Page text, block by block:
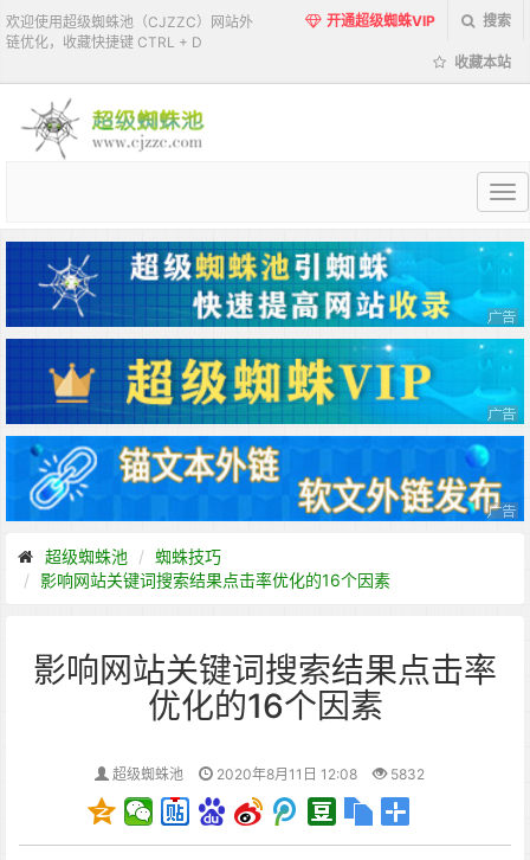
欢迎使用超级蜘蛛池（CJZZC）网站外
链优化，收藏快捷键 CTRL + D
开通超级蜘蛛VIP 搜索
收藏本站
超
蜘
蛛
池
超级蜘蛛池
蜘蛛技巧
影响网站关键词搜索结果点击率优化的16个因素
影响网站关键词搜索结果点击率
优化的16个因素
超级蜘蛛池 2020年8月11日 12:08 5832